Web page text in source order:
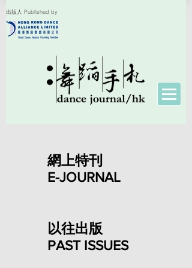
出版人 Published by
網上特刊
​E-JOURNAL
以往出版
PAST ISSUES